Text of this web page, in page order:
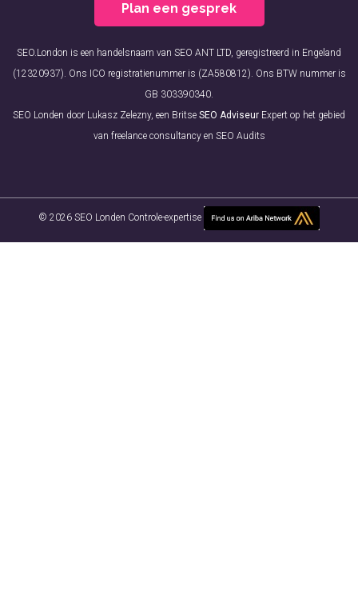
Plan een gesprek
SEO.London is een handelsnaam van SEO ANT LTD, geregistreerd in Engeland
(12320937). Ons ICO registratienummer is (ZA580812). Ons BTW nummer is
GB 303390340.
SEO Londen door Lukasz Zelezny, een Britse SEO Adviseur Expert op het gebied
van freelance consultancy en SEO Audits
© 2026 SEO Londen Controle-expertise